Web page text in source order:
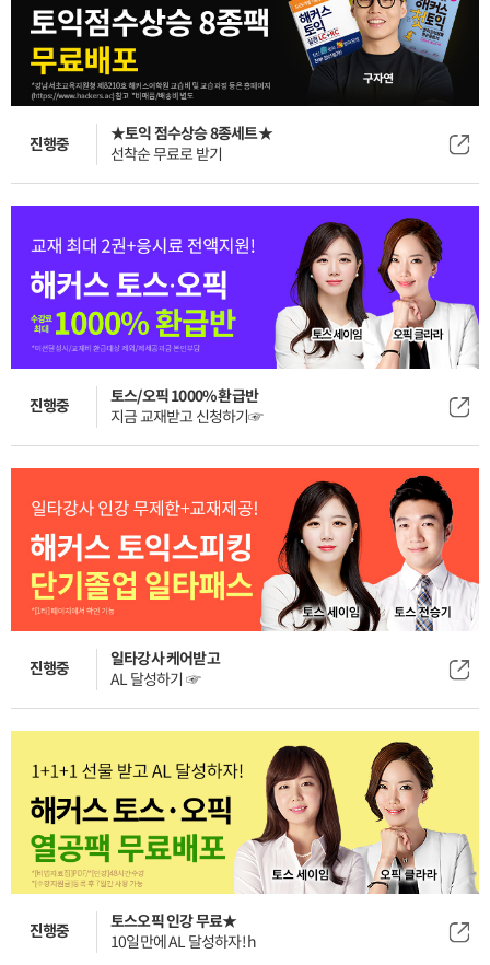
진행중
★토익 점수상승 8종세트★
선착순 무료로 받기
진행중
토스/오픽 1000% 환급반
지금 교재받고 신청하기☞
진행중
일타강사 케어받고
AL 달성하기 ☞
진행중
토스오픽 인강 무료★
10일만에 AL 달성하자! h